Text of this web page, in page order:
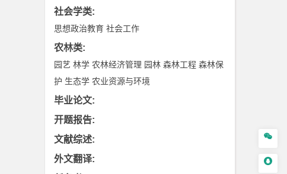
社会学类:
思想政治教育 社会工作
农林类:
园艺 林学 农林经济管理 园林 森林工程 森林保
护 生态学 农业资源与环境
毕业论文:
开题报告:
文献综述:
外文翻译:

